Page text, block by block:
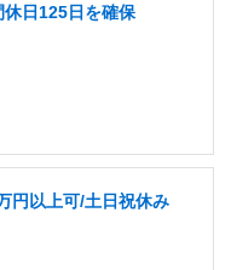
休日125日を確保
円以上可/土日祝休み